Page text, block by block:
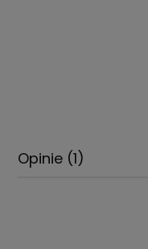
Opinie (1)